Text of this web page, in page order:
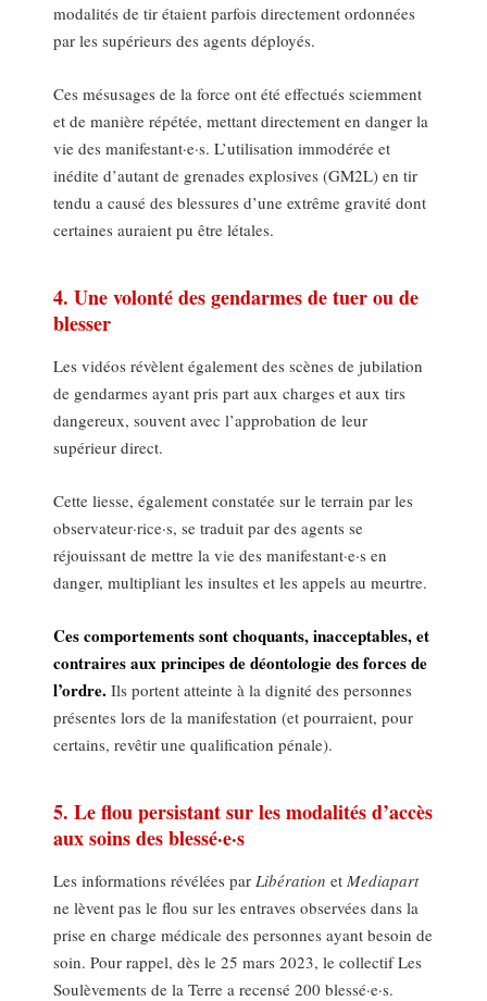
modalités de tir étaient parfois directement ordonnées
par les supérieurs des agents déployés.
Ces mésusages de la force ont été effectués sciemment
et de manière répétée, mettant directement en danger la
vie des manifestant·e·s. L’utilisation immodérée et
inédite d’autant de grenades explosives (GM2L) en tir
tendu a causé des blessures d’une extrême gravité dont
certaines auraient pu être létales.
4. Une volonté des gendarmes de tuer ou de
blesser
Les vidéos révèlent également des scènes de jubilation
de gendarmes ayant pris part aux charges et aux tirs
dangereux, souvent avec l’approbation de leur
supérieur direct.
Cette liesse, également constatée sur le terrain par les
observateur·rice·s, se traduit par des agents se
réjouissant de mettre la vie des manifestant·e·s en
danger, multipliant les insultes et les appels au meurtre.
Ces comportements sont choquants, inacceptables, et
contraires aux principes de déontologie des forces de
l’ordre. Ils portent atteinte à la dignité des personnes
présentes lors de la manifestation (et pourraient, pour
certains, revêtir une qualification pénale).
5. Le flou persistant sur les modalités d’accès
aux soins des blessé·e·s
Les informations révélées par Libération et Mediapart
ne lèvent pas le flou sur les entraves observées dans la
prise en charge médicale des personnes ayant besoin de
soin. Pour rappel, dès le 25 mars 2023, le collectif Les
Soulèvements de la Terre a recensé 200 blessé·e·s.